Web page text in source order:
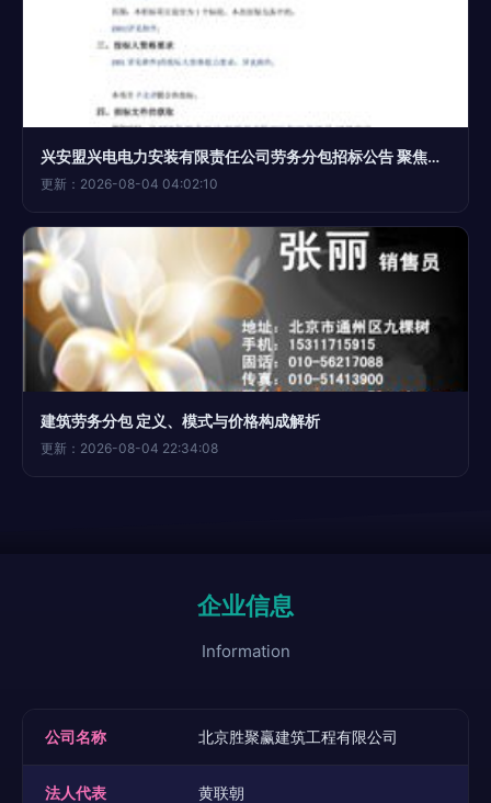
兴安盟兴电电力安装有限责任公司劳务分包招标公告 聚焦河东66千伏输变电工程等4大建设项目
更新：2026-08-04 04:02:10
建筑劳务分包 定义、模式与价格构成解析
更新：2026-08-04 22:34:08
企业信息
Information
公司名称 北京胜聚赢建筑工程有限公司
法人代表 黄联朝